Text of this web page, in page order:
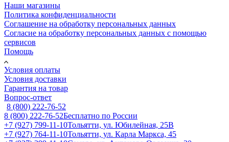
Наши магазины
Политика конфиденциальности
Соглашение на обработку персональных данных
Согласие на обработку персональных данных с помощью
сервисов
Помощь
Условия оплаты
Условия доставки
Гарантия на товар
Вопрос-ответ
8 (800) 222-76-52
8 (800) 222-76-52Бесплатно по России
+7 (927) 799-11-10Тольятти, ул. Юбилейная, 25В
+7 (927) 764-11-10Тольятти, ул. Карла Маркса, 45